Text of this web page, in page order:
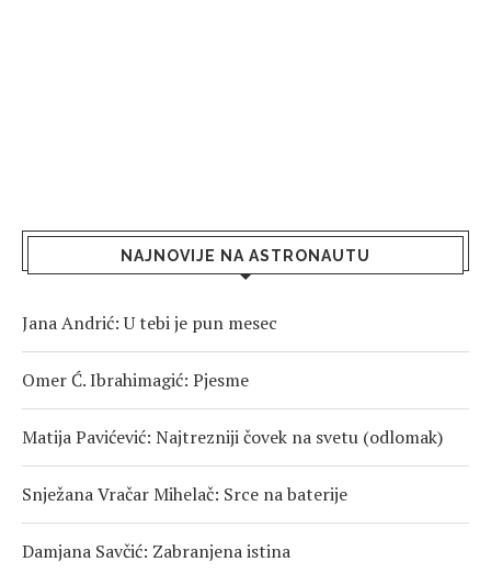
NAJNOVIJE NA ASTRONAUTU
Jana Andrić: U tebi je pun mesec
Omer Ć. Ibrahimagić: Pjesme
Matija Pavićević: Najtrezniji čovek na svetu (odlomak)
Snježana Vračar Mihelač: Srce na baterije
Damjana Savčić: Zabranjena istina